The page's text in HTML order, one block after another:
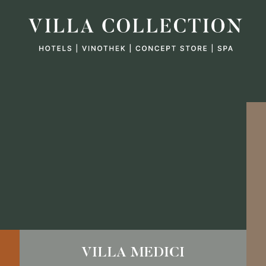
VILLA MEDICI